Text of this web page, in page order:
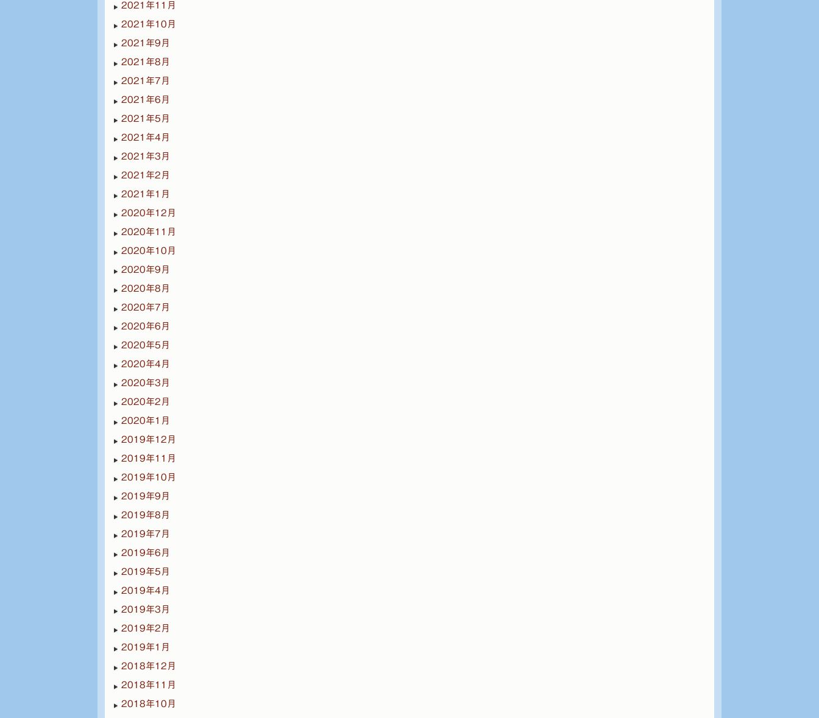
2021年11月
2021年10月
2021年9月
2021年8月
2021年7月
2021年6月
2021年5月
2021年4月
2021年3月
2021年2月
2021年1月
2020年12月
2020年11月
2020年10月
2020年9月
2020年8月
2020年7月
2020年6月
2020年5月
2020年4月
2020年3月
2020年2月
2020年1月
2019年12月
2019年11月
2019年10月
2019年9月
2019年8月
2019年7月
2019年6月
2019年5月
2019年4月
2019年3月
2019年2月
2019年1月
2018年12月
2018年11月
2018年10月